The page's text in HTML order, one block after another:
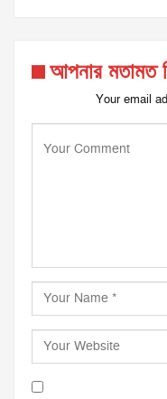
আপনার মতামত
Your email